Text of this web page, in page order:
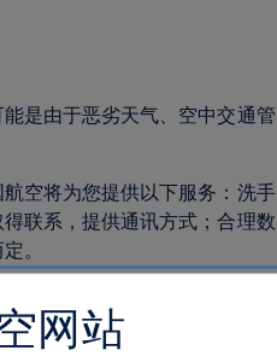
是由于恶劣天气、空中交通管
空将为您提供以下服务：洗手
联系，提供通讯方式；合理数
。
网站